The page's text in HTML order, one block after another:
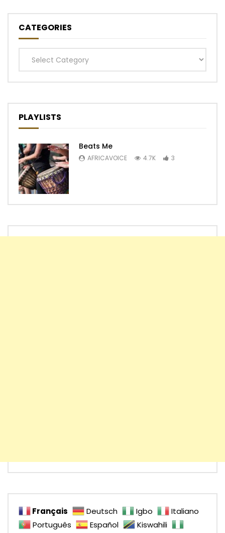
CATEGORIES
Categories
PLAYLISTS
Beats Me
AFRICAVOICE 4.7K 3
Français Deutsch Igbo
Italiano
Português
Español
Kiswahili